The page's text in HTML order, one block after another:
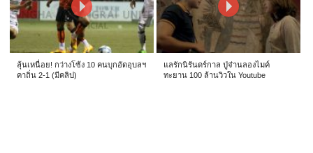
ลุ้นเหนื่อย! กว่างโซ้ง 10 คนบุกอัดอุบลฯ
คาถิ่น 2-1 (มีคลิป)
แลรักนิรันดร์กาล ปู่จ๋านลองไมค์
ทะยาน 100 ล้านวิวใน Youtube